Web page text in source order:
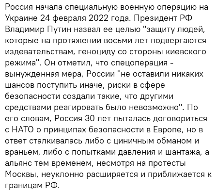
Россия начала специальную военную операцию на
Украине 24 февраля 2022 года. Президент РФ
Владимир Путин назвал ее целью "защиту людей,
которые на протяжении восьми лет подвергаются
издевательствам, геноциду со стороны киевского
режима". Он отметил, что спецоперация -
вынужденная мера, России "не оставили никаких
шансов поступить иначе, риски в сфере
безопасности создали такие, что другими
средствами реагировать было невозможно". По
его словам, Россия 30 лет пыталась договориться
с НАТО о принципах безопасности в Европе, но в
ответ сталкивалась либо с циничным обманом и
враньем, либо с попытками давления и шантажа, а
альянс тем временем, несмотря на протесты
Москвы, неуклонно расширяется и приближается к
границам РФ.